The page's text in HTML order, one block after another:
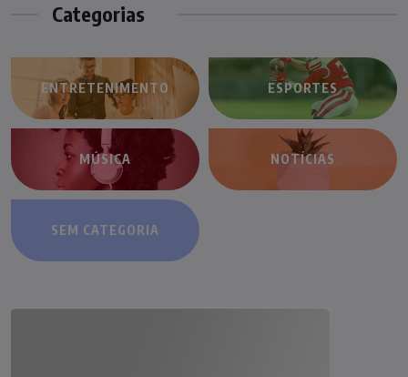
Categorias
ENTRETENIMENTO ESPORTES
MÚSICA NOTÍCIAS
SEM CATEGORIA